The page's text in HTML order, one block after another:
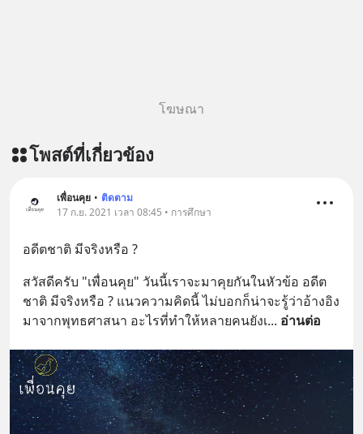
========================= 📣
=========================
เครียด หลับยาก ผมอยากแนะนำ
บรรเทาความเครียด ลดความวิตกกังวล
เพิ่มการผ่อนคลาย ซึ่งช่วยให้การนอน
หลับมีประสิทธิภาพมากยิ่งขึ้น 📍 สนใจ
สั่งซื้อสินค้า Diip CBD 💬 LINE :
https://lin.ee/U91Fzyz
โฆษณา
โพสต์ที่เกี่ยวข้อง
เพื่อนคุย • ติดตาม
17 ก.ย. 2021 เวลา 08:45 • การศึกษา
อดีตชาติ มีจริงหรือ ?
สวัสดีครับ "เพื่อนคุย" วันนี้เราจะมาคุยกันในหัวข้อ อดีต
ชาติ มีจริงหรือ ? แนวความคิดนี้ ไม่บอกก็น่าจะรู้ว่าอ้างอิง
มาจากพุทธศาสนา อะไรที่ทำให้หลายคนยังเ... อ่านต่อ